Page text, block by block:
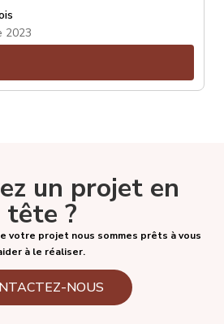
etc. Certains d’entre eux sont
payants et parmi eux, certains
forfaits, souvent associés à
Deezer, entre autre, propose
2023
un projet en
tête ?
votre projet nous sommes prêts à vous
à le réaliser.
NOUS